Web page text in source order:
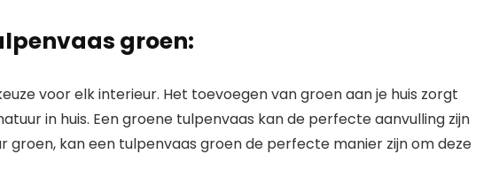
groen:
voor elk interieur. Het toevoegen van groen aan je huis zorgt
in huis. Een groene tulpenvaas kan de perfecte aanvulling zijn
groen, kan een tulpenvaas groen de perfecte manier zijn om deze